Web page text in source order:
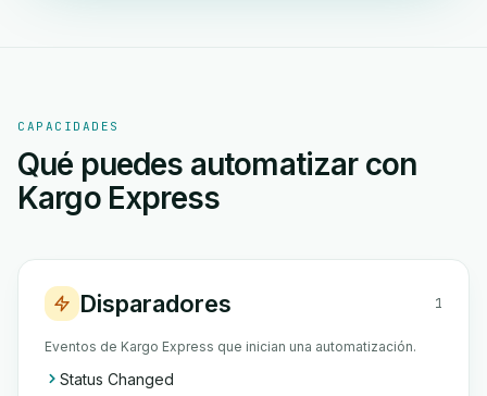
CAPACIDADES
Qué puedes automatizar con
Kargo Express
Disparadores 1
Eventos de Kargo Express que inician una automatización.
Status Changed